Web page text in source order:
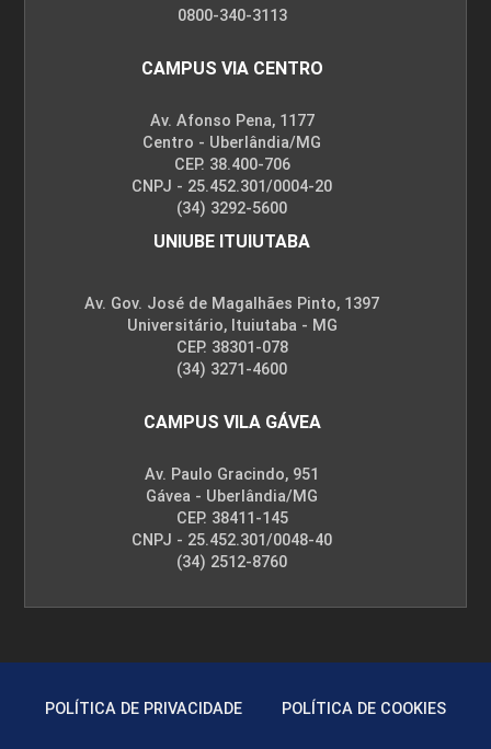
0800-340-3113
CAMPUS VIA CENTRO
Av. Afonso Pena, 1177
Centro - Uberlândia/MG
CEP. 38.400-706
CNPJ - 25.452.301/0004-20
(34) 3292-5600
UNIUBE ITUIUTABA
Av. Gov. José de Magalhães Pinto, 1397
Universitário, Ituiutaba - MG
CEP. 38301-078
(34) 3271-4600
CAMPUS VILA GÁVEA
Av. Paulo Gracindo, 951
Gávea - Uberlândia/MG
CEP. 38411-145
CNPJ - 25.452.301/0048-40
(34) 2512-8760
POLÍTICA DE PRIVACIDADE POLÍTICA DE COOKIES